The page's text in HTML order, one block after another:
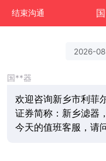
结束沟通
2026-
国**器
欢迎咨询新乡市利菲
证券简称：新乡滤器
今天的值班客服，请